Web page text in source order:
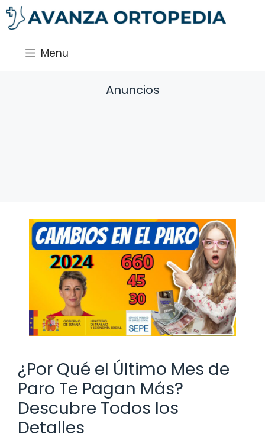
Saltar
al
Menu
Anuncios
¿Por Qué el Último Mes de
Paro Te Pagan Más?
Descubre Todos los
Detalles